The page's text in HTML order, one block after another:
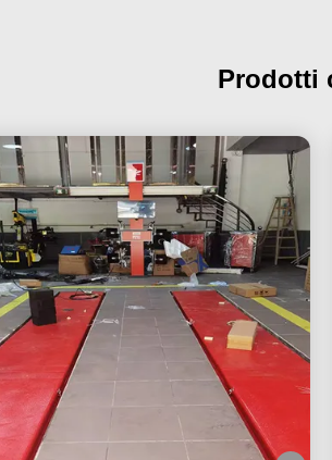
Prodotti